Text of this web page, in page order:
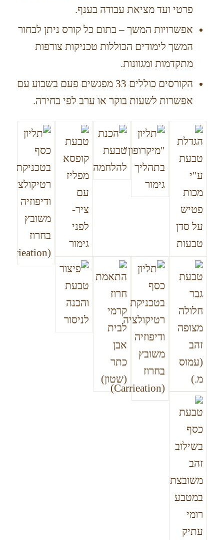
פרטי ועד מציאת עבודה בענף.
אפשרויות המשך – בתום כל קורס ניתן לבחור
המשך לימודים הכוללות טכניקות צורפות
מתקדמות ומגוונות.
הקורסים כוללים 33 מפגשים פעם בשבוע עם
אפשרות לשעות בוקר או ערב לפי בחירה.